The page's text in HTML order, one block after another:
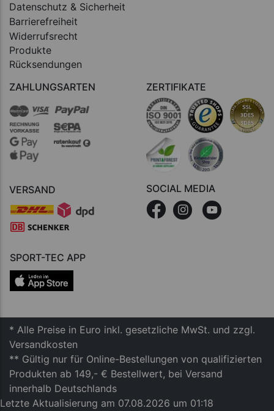
Datenschutz & Sicherheit
Barrierefreiheit
Widerrufsrecht
Produkte
Rücksendungen
ZAHLUNGSARTEN
VERSAND
ZERTIFIKATE
SOCIAL MEDIA
SPORT-TEC APP
* Alle Preise in Euro inkl. gesetzliche MwSt. und zzgl.
Versandkosten
** Gültig nur für Online-Bestellungen von qualifizierten
Produkten ab 149,- € Bestellwert, bei Versand
innerhalb Deutschlands
Letzte Aktualisierung am 07.08.2026 um 01:18